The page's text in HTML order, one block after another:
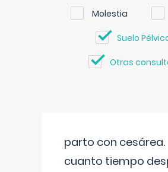
Molestia
Suelo
Otras
parto con cesárea.
cuanto tiempo